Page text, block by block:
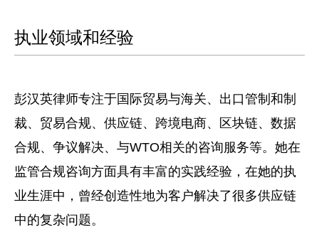
执业领域和经验
彭汉英律师专注于国际贸易与海关、出口管制和制
裁、贸易合规、供应链、跨境电商、区块链、数据
合规、争议解决、与WTO相关的咨询服务等。她在
监管合规咨询方面具有丰富的实践经验，在她的执
业生涯中，曾经创造性地为客户解决了很多供应链
中的复杂问题。